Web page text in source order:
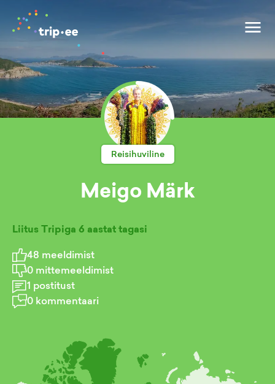
Reisihuviline
Meigo Märk
Liitus Tripiga 6 aastat tagasi
48 meeldimist
0 mittemeeldimist
1 postitust
0 kommentaari